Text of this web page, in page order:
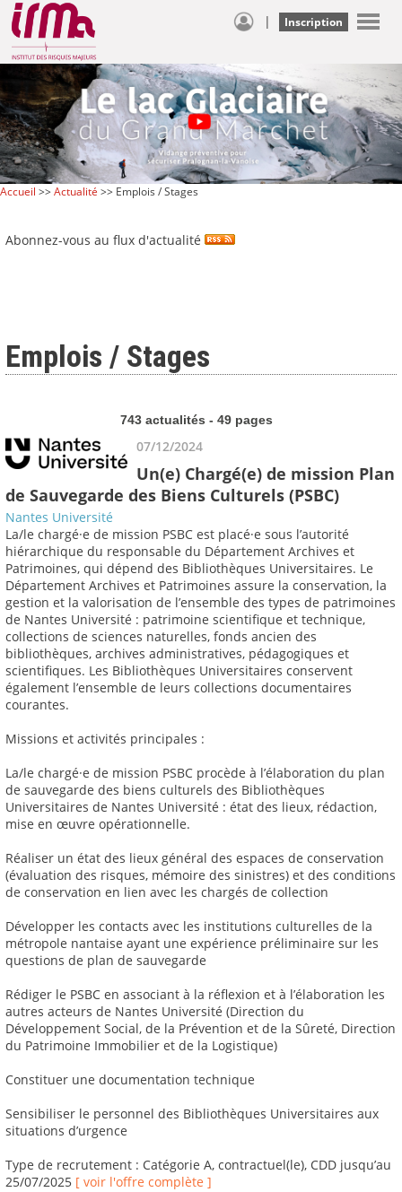
| Inscription
Accueil >>Actualité >> Emplois / Stages
Abonnez-vous au flux d'actualité
Emplois / Stages
743 actualités - 49 pages
07/12/2024
Un(e) Chargé(e) de mission Plan
de Sauvegarde des Biens Culturels (PSBC)
Nantes Université
La/le chargé·e de mission PSBC est placé·e sous l’autorité
hiérarchique du responsable du Département Archives et
Patrimoines, qui dépend des Bibliothèques Universitaires. Le
Département Archives et Patrimoines assure la conservation, la
gestion et la valorisation de l’ensemble des types de patrimoines
de Nantes Université : patrimoine scientifique et technique,
collections de sciences naturelles, fonds ancien des
bibliothèques, archives administratives, pédagogiques et
scientifiques. Les Bibliothèques Universitaires conservent
également l’ensemble de leurs collections documentaires
courantes.
Missions et activités principales :
La/le chargé·e de mission PSBC procède à l’élaboration du plan
de sauvegarde des biens culturels des Bibliothèques
Universitaires de Nantes Université : état des lieux, rédaction,
mise en œuvre opérationnelle.
Réaliser un état des lieux général des espaces de conservation
(évaluation des risques, mémoire des sinistres) et des conditions
de conservation en lien avec les chargés de collection
Développer les contacts avec les institutions culturelles de la
métropole nantaise ayant une expérience préliminaire sur les
questions de plan de sauvegarde
Rédiger le PSBC en associant à la réflexion et à l’élaboration les
autres acteurs de Nantes Université (Direction du
Développement Social, de la Prévention et de la Sûreté, Direction
du Patrimoine Immobilier et de la Logistique)
Constituer une documentation technique
Sensibiliser le personnel des Bibliothèques Universitaires aux
situations d’urgence
Type de recrutement : Catégorie A, contractuel(le), CDD jusqu’au
25/07/2025 [ voir l'offre complète ]